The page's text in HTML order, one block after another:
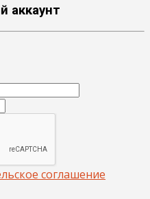
аккаунт
соглашение